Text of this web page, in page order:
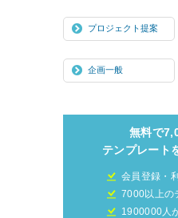
プロジェクト提案
企画一般
無料で
テンプレート
会員登録・
7000以上の
1900000人